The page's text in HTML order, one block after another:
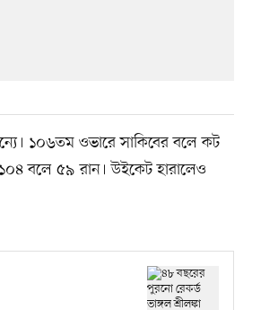
১০৬তম ওভারে সাকিবের বলে কট
বলে ৫৯ রান। উইকেট হারালেও